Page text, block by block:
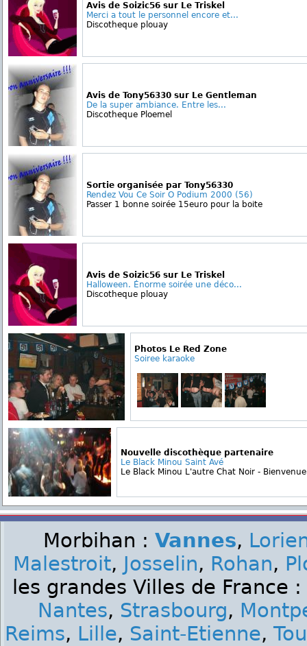
Avis de Soizic56 sur Le Triskel
Merci a tout le personnel encore et...
Discotheque plouay
Avis de Tony56330 sur Le Gentleman
De la super ambiance. Entre les...
Discotheque Ploemel
Sortie organisée par Tony56330
Rendez Vou Ce Soir O Podium 2000 (56)
Passer 1 bonne soirée 15euro pour la boite
Avis de Soizic56 sur Le Triskel
Halloween. Énorme soirée une déco...
Discotheque plouay
Photos Le Red Zone
Soiree karaoke
Nouvelle discothèque partenaire
Le Black Minou Saint Avé
Le Black Minou L'autre Chat Noir -
Morbihan : Vannes,
Malestroit, Josselin, Rohan,
les grandes Villes de France :
Nantes, Strasbourg,
Reims, Lille, Saint-Etienne,